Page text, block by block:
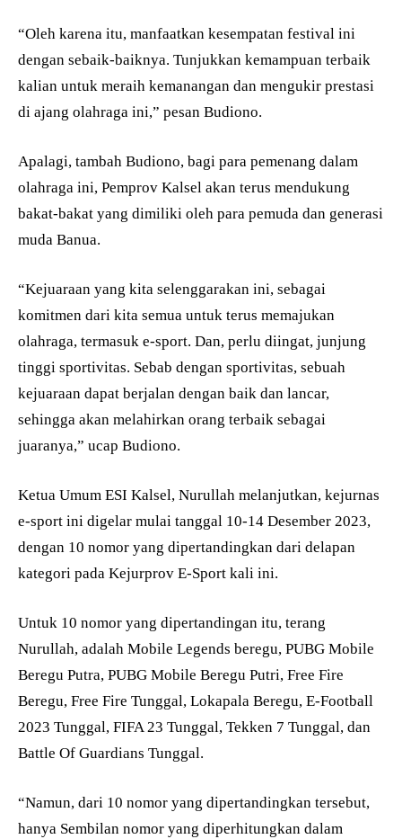
“Oleh karena itu, manfaatkan kesempatan festival ini
dengan sebaik-baiknya. Tunjukkan kemampuan terbaik
kalian untuk meraih kemanangan dan mengukir prestasi
di ajang olahraga ini,” pesan Budiono.
Apalagi, tambah Budiono, bagi para pemenang dalam
olahraga ini, Pemprov Kalsel akan terus mendukung
bakat-bakat yang dimiliki oleh para pemuda dan generasi
muda Banua.
“Kejuaraan yang kita selenggarakan ini, sebagai
komitmen dari kita semua untuk terus memajukan
olahraga, termasuk e-sport. Dan, perlu diingat, junjung
tinggi sportivitas. Sebab dengan sportivitas, sebuah
kejuaraan dapat berjalan dengan baik dan lancar,
sehingga akan melahirkan orang terbaik sebagai
juaranya,” ucap Budiono.
Ketua Umum ESI Kalsel, Nurullah melanjutkan, kejurnas
e-sport ini digelar mulai tanggal 10-14 Desember 2023,
dengan 10 nomor yang dipertandingkan dari delapan
kategori pada Kejurprov E-Sport kali ini.
Untuk 10 nomor yang dipertandingan itu, terang
Nurullah, adalah Mobile Legends beregu, PUBG Mobile
Beregu Putra, PUBG Mobile Beregu Putri, Free Fire
Beregu, Free Fire Tunggal, Lokapala Beregu, E-Football
2023 Tunggal, FIFA 23 Tunggal, Tekken 7 Tunggal, dan
Battle Of Guardians Tunggal.
“Namun, dari 10 nomor yang dipertandingkan tersebut,
hanya Sembilan nomor yang diperhitungkan dalam